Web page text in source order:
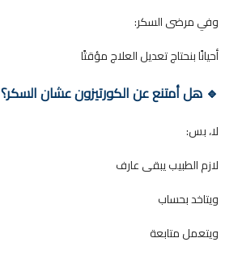
وفي مرضى السكر:
أحيانًا بنحتاج تعديل العلاج مؤقتًا
🔹 هل أمتنع عن الكورتيزون عشان السكر؟
لا، بس:
لازم الطبيب يبقى عارف
ويتاخد بحساب
ويتعمل متابعة